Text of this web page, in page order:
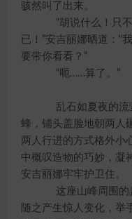
骇然叫了出来。
“胡说什么！只不
已！”安吉丽娜晒道：“
要带你看看？”
“呃……算了。”
乱石如夏夜的流
蜂，铺头盖脸地朝两人
两人行进的方式格外小
中概叹造物的巧妙，凝
安吉丽娜牢牢护卫住。
这座山峰周围的
随之产生惊人变化，举